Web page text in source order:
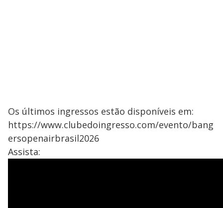
Os últimos ingressos estão disponíveis em:
https://www.clubedoingresso.com/evento/bang
ersopenairbrasil2026
Assista: